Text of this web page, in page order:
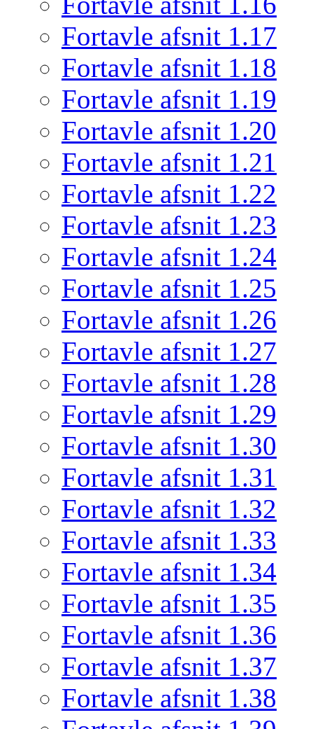
Fortavle afsnit 1.17
Fortavle afsnit 1.18
Fortavle afsnit 1.19
Fortavle afsnit 1.20
Fortavle afsnit 1.21
Fortavle afsnit 1.22
Fortavle afsnit 1.23
Fortavle afsnit 1.24
Fortavle afsnit 1.25
Fortavle afsnit 1.26
Fortavle afsnit 1.27
Fortavle afsnit 1.28
Fortavle afsnit 1.29
Fortavle afsnit 1.30
Fortavle afsnit 1.31
Fortavle afsnit 1.32
Fortavle afsnit 1.33
Fortavle afsnit 1.34
Fortavle afsnit 1.35
Fortavle afsnit 1.36
Fortavle afsnit 1.37
Fortavle afsnit 1.38